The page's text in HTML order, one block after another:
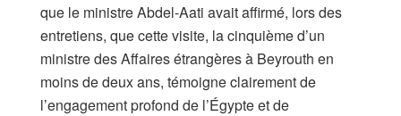
que le ministre Abdel-Aati avait affirmé, lors des
entretiens, que cette visite, la cinquième d’un
ministre des Affaires étrangères à Beyrouth en
moins de deux ans, témoigne clairement de
l’engagement profond de l’Égypte et de